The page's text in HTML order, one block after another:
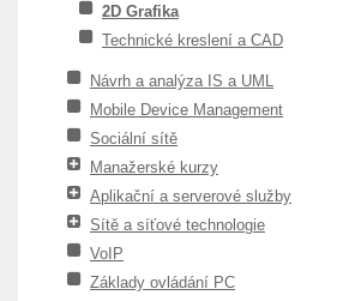
2D Grafika
Technické kreslení a CAD
Návrh a analýza IS a UML
Mobile Device Management
Sociální sítě
Manažerské kurzy
Aplikační a serverové služby
Sítě a síťové technologie
VoIP
Základy ovládání PC